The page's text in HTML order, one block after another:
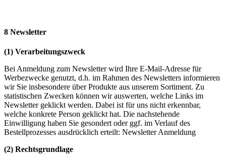
8 Newsletter
(1) Verarbeitungszweck
Bei Anmeldung zum Newsletter wird Ihre E-Mail-Adresse für
Werbezwecke genutzt, d.h. im Rahmen des Newsletters informieren
wir Sie insbesondere über Produkte aus unserem Sortiment. Zu
statistischen Zwecken können wir auswerten, welche Links im
Newsletter geklickt werden. Dabei ist für uns nicht erkennbar,
welche konkrete Person geklickt hat. Die nachstehende
Einwilligung haben Sie gesondert oder ggf. im Verlauf des
Bestellprozesses ausdrücklich erteilt: Newsletter Anmeldung
(2) Rechtsgrundlage